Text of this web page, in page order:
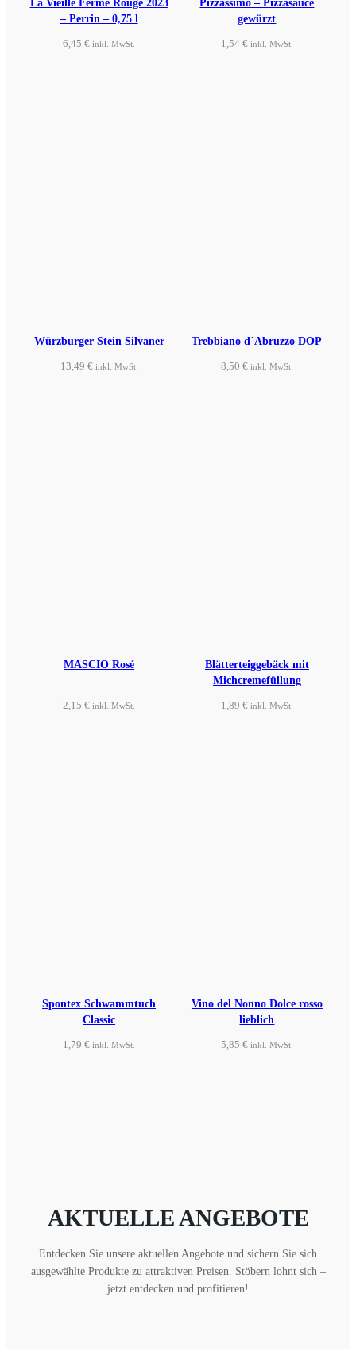
– Perrin – 0,75 l
6,45€ inkl. MwSt.
gewürzt
1,54 € inkl. MwSt.
Würzburger Stein Silvaner
13,49 € inkl. MwSt.
Trebbiano d´Abruzzo DOP
8,50 € inkl. MwSt.
MASCIO Rosé
2,15€ inkl. MwSt.
Blätterteiggebäck mit
Michcremefüllung
1,89 € inkl. MwSt.
Spontex Schwammtuch
Classic
1,79€ inkl. MwSt.
Vino del Nonno Dolce rosso
lieblich
5,85 € inkl. MwSt.
AKTUELLE ANGEBOTE
Entdecken Sie unsere aktuellen Angebote und sichern Sie sich
ausgewählte Produkte zu attraktiven Preisen. Stöbern lohnt sich –
jetzt entdecken und profitieren!